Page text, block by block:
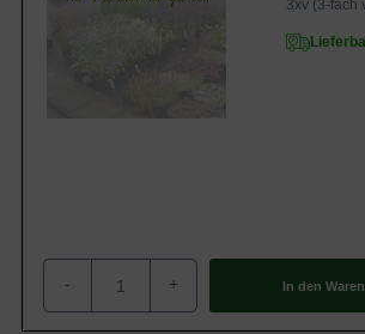
3xv (3-fach
- + In den